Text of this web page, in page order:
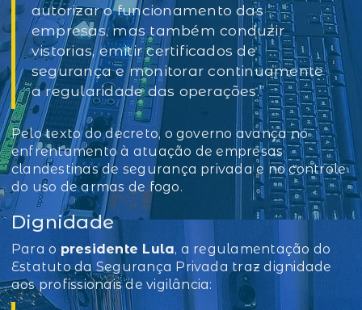
autorizar o funcionamento das
empresas, mas também conduzir
vistorias, emitir certificados de
segurança e monitorar continuamente
a regularidade das operações.”
Pelo texto do decreto, o governo avança no
enfrentamento à atuação de empresas
clandestinas de segurança privada e no controle
do uso de armas de fogo.
Dignidade
Para o presidente Lula, a regulamentação do
Estatuto da Segurança Privada traz dignidade
aos profissionais de vigilância: